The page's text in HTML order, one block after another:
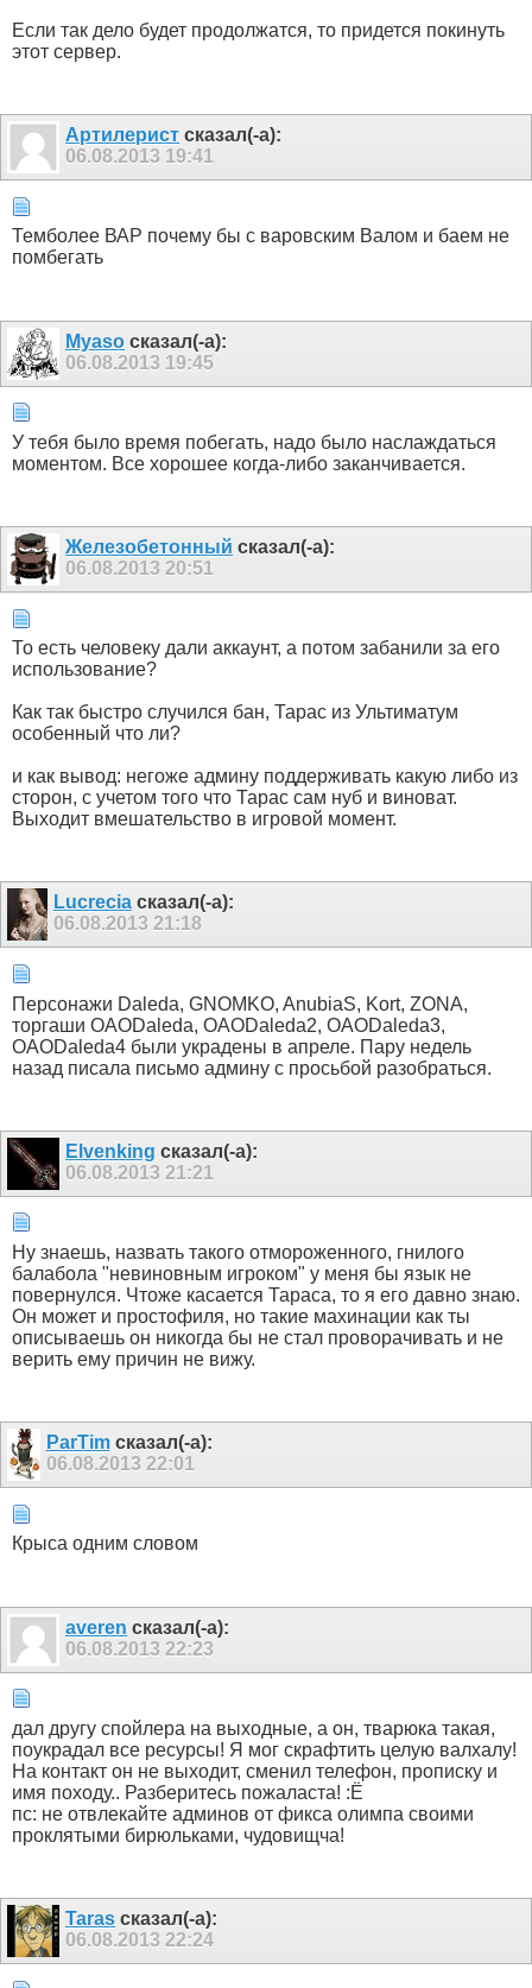
Если так дело будет продолжатся, то придется покинуть
этот сервер.
Артилерист сказал(-а):
06.08.2013 19:41
Темболее ВАР почему бы с варовским Валом и баем не
помбегать
Myaso сказал(-а):
06.08.2013 19:45
У тебя было время побегать, надо было наслаждаться
моментом. Все хорошее когда-либо заканчивается.
Железобетонный сказал(-а):
06.08.2013 20:51
То есть человеку дали аккаунт, а потом забанили за его
использование?
Как так быстро случился бан, Тарас из Ультиматум
особенный что ли?
и как вывод: негоже админу поддерживать какую либо из
сторон, с учетом того что Тарас сам нуб и виноват.
Выходит вмешательство в игровой момент.
Lucreciaсказал(-а):
06.08.2013 21:18
Персонажи Daleda, GNOMKO, AnubiaS, Kort, ZONA,
торгаши OAODaleda, OAODaleda2, OAODaleda3,
OAODaleda4 были украдены в апреле. Пару недель
назад писала письмо админу с просьбой разобраться.
Elvenking сказал(-а):
06.08.2013 21:21
Ну знаешь, назвать такого отмороженного, гнилого
балабола "невиновным игроком" у меня бы язык не
повернулся. Чтоже касается Тараса, то я его давно знаю.
Он может и простофиля, но такие махинации как ты
описываешь он никогда бы не стал проворачивать и не
верить ему причин не вижу.
ParTimсказал(-а):
06.08.2013 22:01
Крыса одним словом
averen сказал(-а):
06.08.2013 22:23
дал другу спойлера на выходные, а он, тварюка такая,
поукрадал все ресурсы! Я мог скрафтить целую валхалу!
На контакт он не выходит, сменил телефон, прописку и
имя походу.. Разберитесь пожаласта! :Ё
пс: не отвлекайте админов от фикса олимпа своими
проклятыми бирюльками, чудовищча!
Taras сказал(-а):
06.08.2013 22:24